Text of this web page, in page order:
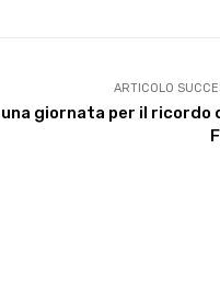
ARTICOLO
giornata per il ricordo